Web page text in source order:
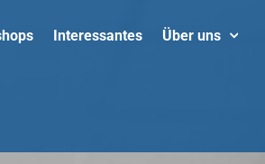
Interessantes Über uns